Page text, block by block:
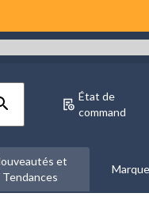
État de
command
et
Tendances